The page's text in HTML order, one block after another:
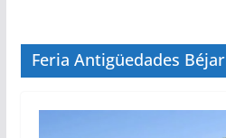
Feria Antigüedades Béjar